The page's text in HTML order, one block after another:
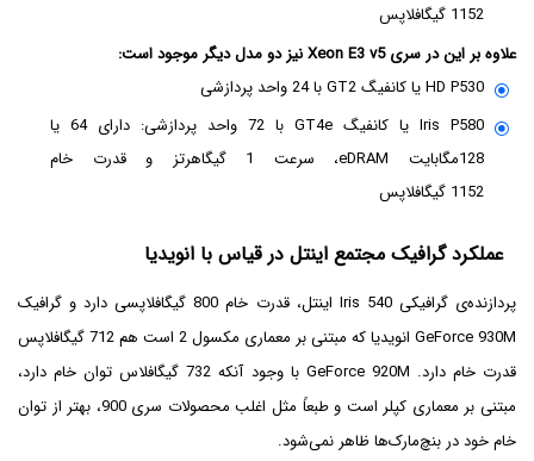
1152 گیگافلاپس
علاوه بر این در سری Xeon E3 v5 نیز دو مدل دیگر موجود است:
HD P530 یا کانفیگ GT2 با 24 واحد پردازشی
Iris P580 یا کانفیگ GT4e با 72 واحد پردازشی: دارای 64 یا
128مگابایت eDRAM، سرعت 1 گیگاهرتز و قدرت خام
1152 گیگافلاپس
عملکرد گرافیک مجتمع اینتل در قیاس با انویدیا
پردازنده‌ی گرافیکی Iris 540 اینتل، قدرت خام 800 گیگافلاپسی دارد و گرافیک
GeForce 930M انویدیا که مبتنی بر معماری مکسول 2 است هم 712 گیگافلاپس
قدرت خام دارد. GeForce 920M با وجود آنکه 732 گیگافلاس توان خام دارد،
مبتنی بر معماری کپلر است و طبعاً مثل اغلب محصولات سری 900، بهتر از توان
خام خود در بنچ‌مارک‌ها ظاهر نمی‌شود.